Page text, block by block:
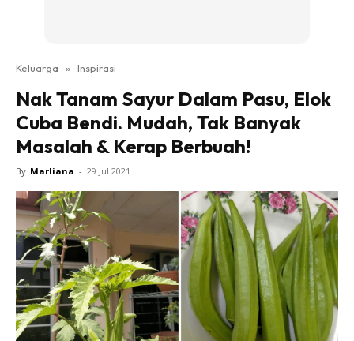
Keluarga » Inspirasi
Nak Tanam Sayur Dalam Pasu, Elok
Cuba Bendi. Mudah, Tak Banyak
Masalah & Kerap Berbuah!
By Marliana - 29 Jul 2021